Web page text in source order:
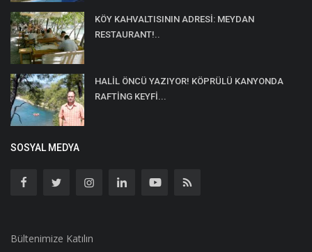
KÖY KAHVALTISININ ADRESİ: MEYDAN
RESTAURANT!..
HALİL ÖNCÜ YAZIYOR! KÖPRÜLÜ KANYONDA
RAFTİNG KEYFİ...
SOSYAL MEDYA
Bültenimize Katılın